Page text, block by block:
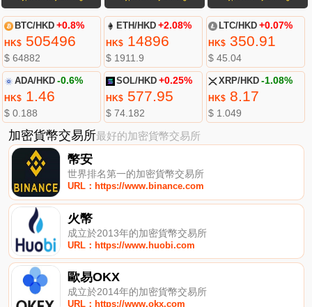
BTC/HKD +0.8%
HK$505496
$ 64882
ETH/HKD +2.08%
HK$ 14896
$ 1911.9
LTC/HKD +0.07%
HK$350.91
$ 45.04
ADA/HKD -0.6%
HK$1.46
$ 0.188
SOL/HKD +0.25%
HK$ 577.95
$ 74.182
XRP/HKD -1.08%
HK$8.17
$ 1.049
加密貨幣交易所最好的加密貨幣交易所
幣安
世界排名第一的加密貨幣交易所
URL：https://www.binance.com
火幣
成立於2013年的加密貨幣交易所
URL：https://www.huobi.com
歐易OKX
成立於2014年的加密貨幣交易所
URL：https://www.okx.com